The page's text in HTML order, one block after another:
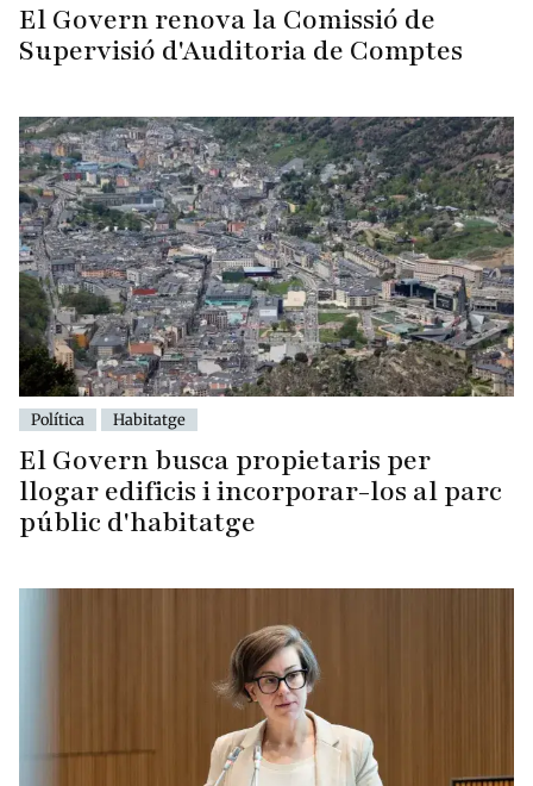
El Govern renova la Comissió de
Supervisió d'Auditoria de Comptes
Política Habitatge
El Govern busca propietaris per
llogar edificis i incorporar-los al parc
públic d'habitatge